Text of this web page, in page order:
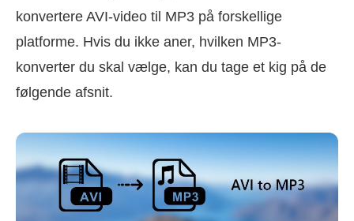
konvertere AVI-video til MP3 på forskellige
platforme. Hvis du ikke aner, hvilken MP3-
konverter du skal vælge, kan du tage et kig på de
følgende afsnit.